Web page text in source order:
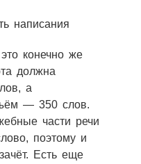
написания
конечно же
должна
а
— 350 слов.
части речи
поэтому и
Есть еще